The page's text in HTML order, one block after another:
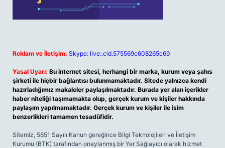
Reklam ve İletişim: Skype: live:.cid.575569c608265c69
Yasal Uyarı: Bu internet sitesi, herhangi bir marka, kurum veya şahıs
şirketi ile hiçbir bağlantısı bulunmamaktadır. Sitede yalnızca kendi
hazırladığımız makaleler paylaşılmaktadır. Burada yer alan içerikler
haber niteliği taşımamakta olup, gerçek kurum ve kişiler hakkında
paylaşım yapılmamaktadır. Gerçek kurum ve kişiler ile isim
benzerlikleri tamamen tesadüfidir.
Sitemiz, 5651 Sayılı Kanun gereğince Bilgi Teknolojileri ve İletişim
Kurumu (BTK) tarafından onaylanmış bir Yer Sağlayıcı olarak hizmet